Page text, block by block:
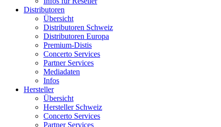
Distributoren
Übersicht
Distributoren Schweiz
Distributoren Europa
Premium-Distis
Concerto Services
Partner Services
Mediadaten
Infos
Hersteller
Übersicht
Hersteller Schweiz
Concerto Services
Partner Services